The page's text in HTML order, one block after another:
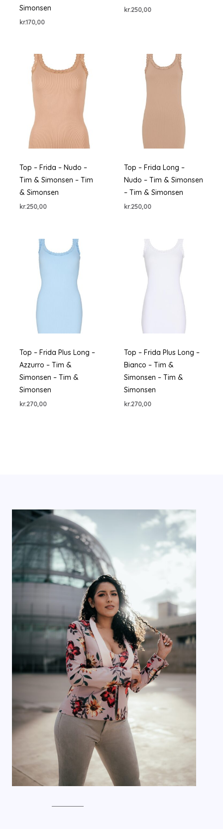
Simonsen
kr.170,00
kr.250,00
Top – Frida – Nudo –
Tim & Simonsen – Tim
& Simonsen
kr.250,00
Top – Frida Long –
Nudo – Tim & Simonsen
– Tim & Simonsen
kr.250,00
Top – Frida Plus Long –
Azzurro – Tim &
Simonsen – Tim &
Simonsen
kr.270,00
Top – Frida Plus Long –
Bianco – Tim &
Simonsen – Tim &
Simonsen
kr.270,00